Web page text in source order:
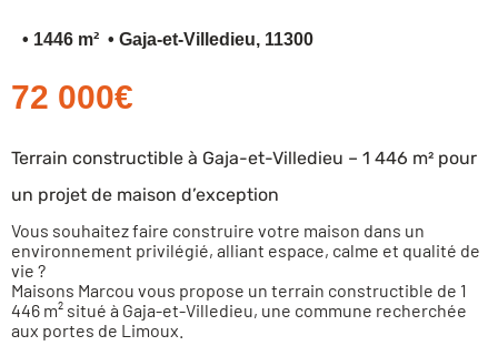
• 1446 m² • Gaja-et-Villedieu, 11300
72 000€
Terrain constructible à Gaja-et-Villedieu – 1 446 m² pour
un projet de maison d’exception
Vous souhaitez faire construire votre maison dans un
environnement privilégié, alliant espace, calme et qualité de
vie ?
Maisons Marcou vous propose un terrain constructible de 1
446 m² situé à Gaja-et-Villedieu, une commune recherchée
aux portes de Limoux.